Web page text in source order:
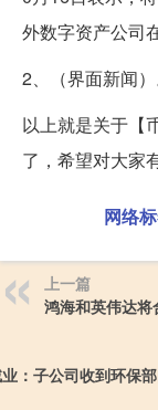
外数字资产公司
2、（界面新闻）
以上就是关于【
了，希望对大家
网络
上一篇
鸿海和英伟达
：子公司收到环保